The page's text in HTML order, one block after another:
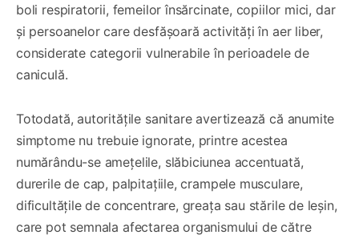
boli respiratorii, femeilor însărcinate, copiilor mici, dar
și persoanelor care desfășoară activități în aer liber,
considerate categorii vulnerabile în perioadele de
caniculă.
Totodată, autoritățile sanitare avertizează că anumite
simptome nu trebuie ignorate, printre acestea
numărându-se amețelile, slăbiciunea accentuată,
durerile de cap, palpitațiile, crampele musculare,
dificultățile de concentrare, greața sau stările de leșin,
care pot semnala afectarea organismului de către